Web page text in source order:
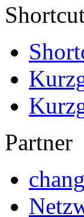
Partner